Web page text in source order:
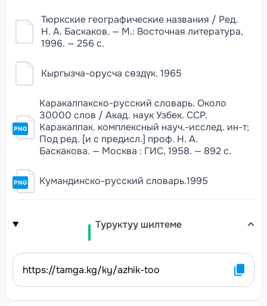
Тюркские географические названия / Ред.
Н. А. Баскаков. — М.: Восточная литература,
1996. — 256 с.
Кыргызча-орусча сөздүк. 1965
PNG
Каракалпакско-русский словарь. Около
30000 слов / Акад. наук Узбек. ССР.
Каракалпак. комплексный науч.-исслед. ин-т;
Под ред. [и с предисл.] проф. Н. А.
Баскакова. — Москва : ГИС, 1958. — 892 с.
PNG Кумандинско-русский словарь.1995
Туруктуу шилтеме
https://tamga.kg/ky/azhik-too